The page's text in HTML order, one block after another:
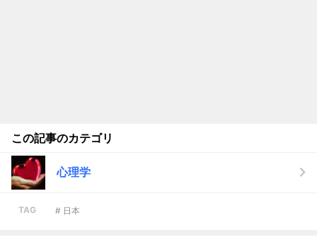
この記事のカテゴリ
心理学
TAG # 日本